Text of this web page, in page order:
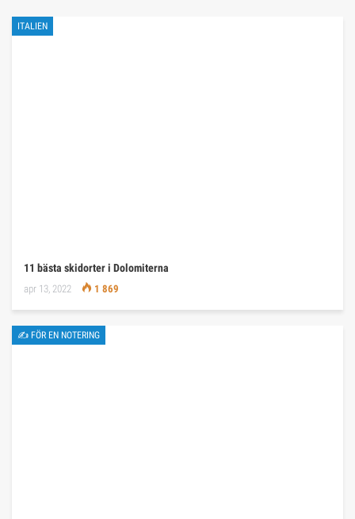
ITALIEN
11 bästa skidorter i Dolomiterna
apr 13, 2022 1 869
✍ FÖR EN NOTERING